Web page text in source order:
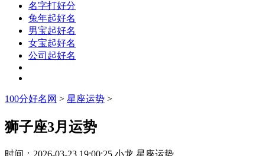
名字打好分
兔年起好名
男宝起好名
女宝起好名
公司起好名
100分好名网 > 星座运势 >
狮子座3月运势
时间： 2026-03-23 19:00:25 小龙 星座运势